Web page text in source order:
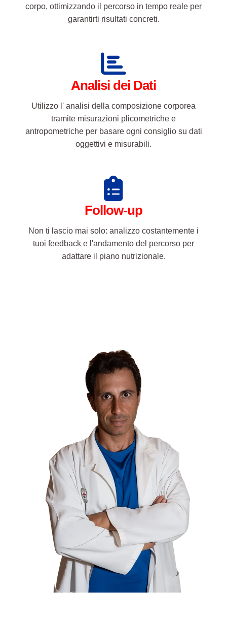
Analisi dei Dati
antropometriche per basare ogni consiglio su dati
oggettivi e misurabili.
Follow-up
adattare il piano nutrizionale.
Prenota un Appuntamento